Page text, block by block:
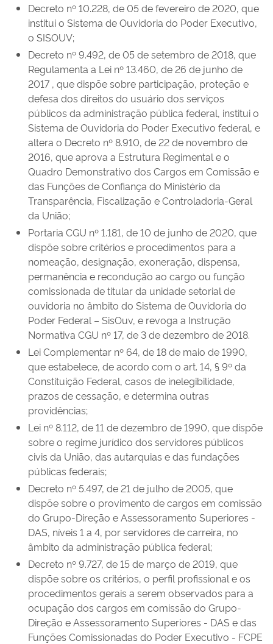
Decreto nº 10.228, de 05 de fevereiro de 2020, que
institui o Sistema de Ouvidoria do Poder Executivo,
o SISOUV;
Decreto nº 9.492, de 05 de setembro de 2018, que
Regulamenta a Lei nº 13.460, de 26 de junho de
2017 , que dispõe sobre participação, proteção e
defesa dos direitos do usuário dos serviços
públicos da administração pública federal, institui o
Sistema de Ouvidoria do Poder Executivo federal, e
altera o Decreto nº 8.910, de 22 de novembro de
2016, que aprova a Estrutura Regimental e o
Quadro Demonstrativo dos Cargos em Comissão e
das Funções de Confiança do Ministério da
Transparência, Fiscalização e Controladoria-Geral
da União;
Portaria CGU nº 1.181, de 10 de junho de 2020, que
dispõe sobre critérios e procedimentos para a
nomeação, designação, exoneração, dispensa,
permanência e recondução ao cargo ou função
comissionada de titular da unidade setorial de
ouvidoria no âmbito do Sistema de Ouvidoria do
Poder Federal – SisOuv, e revoga a Instrução
Normativa CGU nº 17, de 3 de dezembro de 2018.
Lei Complementar nº 64, de 18 de maio de 1990,
que estabelece, de acordo com o art. 14, § 9º da
Constituição Federal, casos de inelegibilidade,
prazos de cessação, e determina outras
providências;
Lei nº 8.112, de 11 de dezembro de 1990, que dispõe
sobre o regime jurídico dos servidores públicos
civis da União, das autarquias e das fundações
públicas federais;
Decreto nº 5.497, de 21 de julho de 2005, que
dispõe sobre o provimento de cargos em comissão
do Grupo-Direção e Assessoramento Superiores -
DAS, níveis 1 a 4, por servidores de carreira, no
âmbito da administração pública federal;
Decreto nº 9.727, de 15 de março de 2019, que
dispõe sobre os critérios, o perfil profissional e os
procedimentos gerais a serem observados para a
ocupação dos cargos em comissão do Grupo-
Direção e Assessoramento Superiores - DAS e das
Funções Comissionadas do Poder Executivo - FCPE